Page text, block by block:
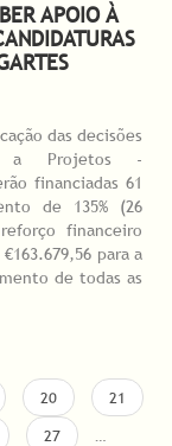
APOIO À
das decisões
a Projetos -
financiadas 61
de 135% (26
financeiro
para a
de todas as
ELEGÍVEIS
20
21
27
…